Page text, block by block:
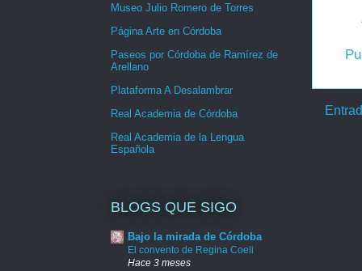
Museo Julio Romero de Torres
Página Arte en Córdoba
Paseos por Córdoba de Ramírez de
Arellano
Plataforma A Desalambrar
Real Academia de Córdoba
Real Academia de la Lengua
Española
BLOGS QUE SIGO
Bajo la mirada de Córdoba
El convento de Regina Coeli
Hace 3 meses